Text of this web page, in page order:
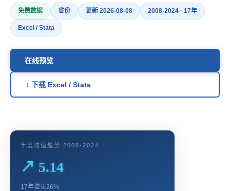
免费数据 省份 更新 2026-08-08 2008-2024 · 17年
Excel / Stata
在线预览
↓ 下载 Excel / Stata
年度均值趋势 2008-2024
↗ 5.14
17年增长26%